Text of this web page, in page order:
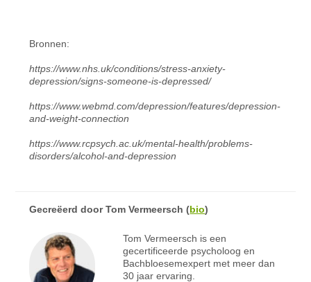
Bronnen:
https://www.nhs.uk/conditions/stress-anxiety-
depression/signs-someone-is-depressed/
https://www.webmd.com/depression/features/depression-
and-weight-connection
https://www.rcpsych.ac.uk/mental-health/problems-
disorders/alcohol-and-depression
Gecreëerd doorTom Vermeersch (bio)
Tom Vermeersch is een
gecertificeerde psycholoog en
Bachbloesemexpert met meer dan
30 jaar ervaring.